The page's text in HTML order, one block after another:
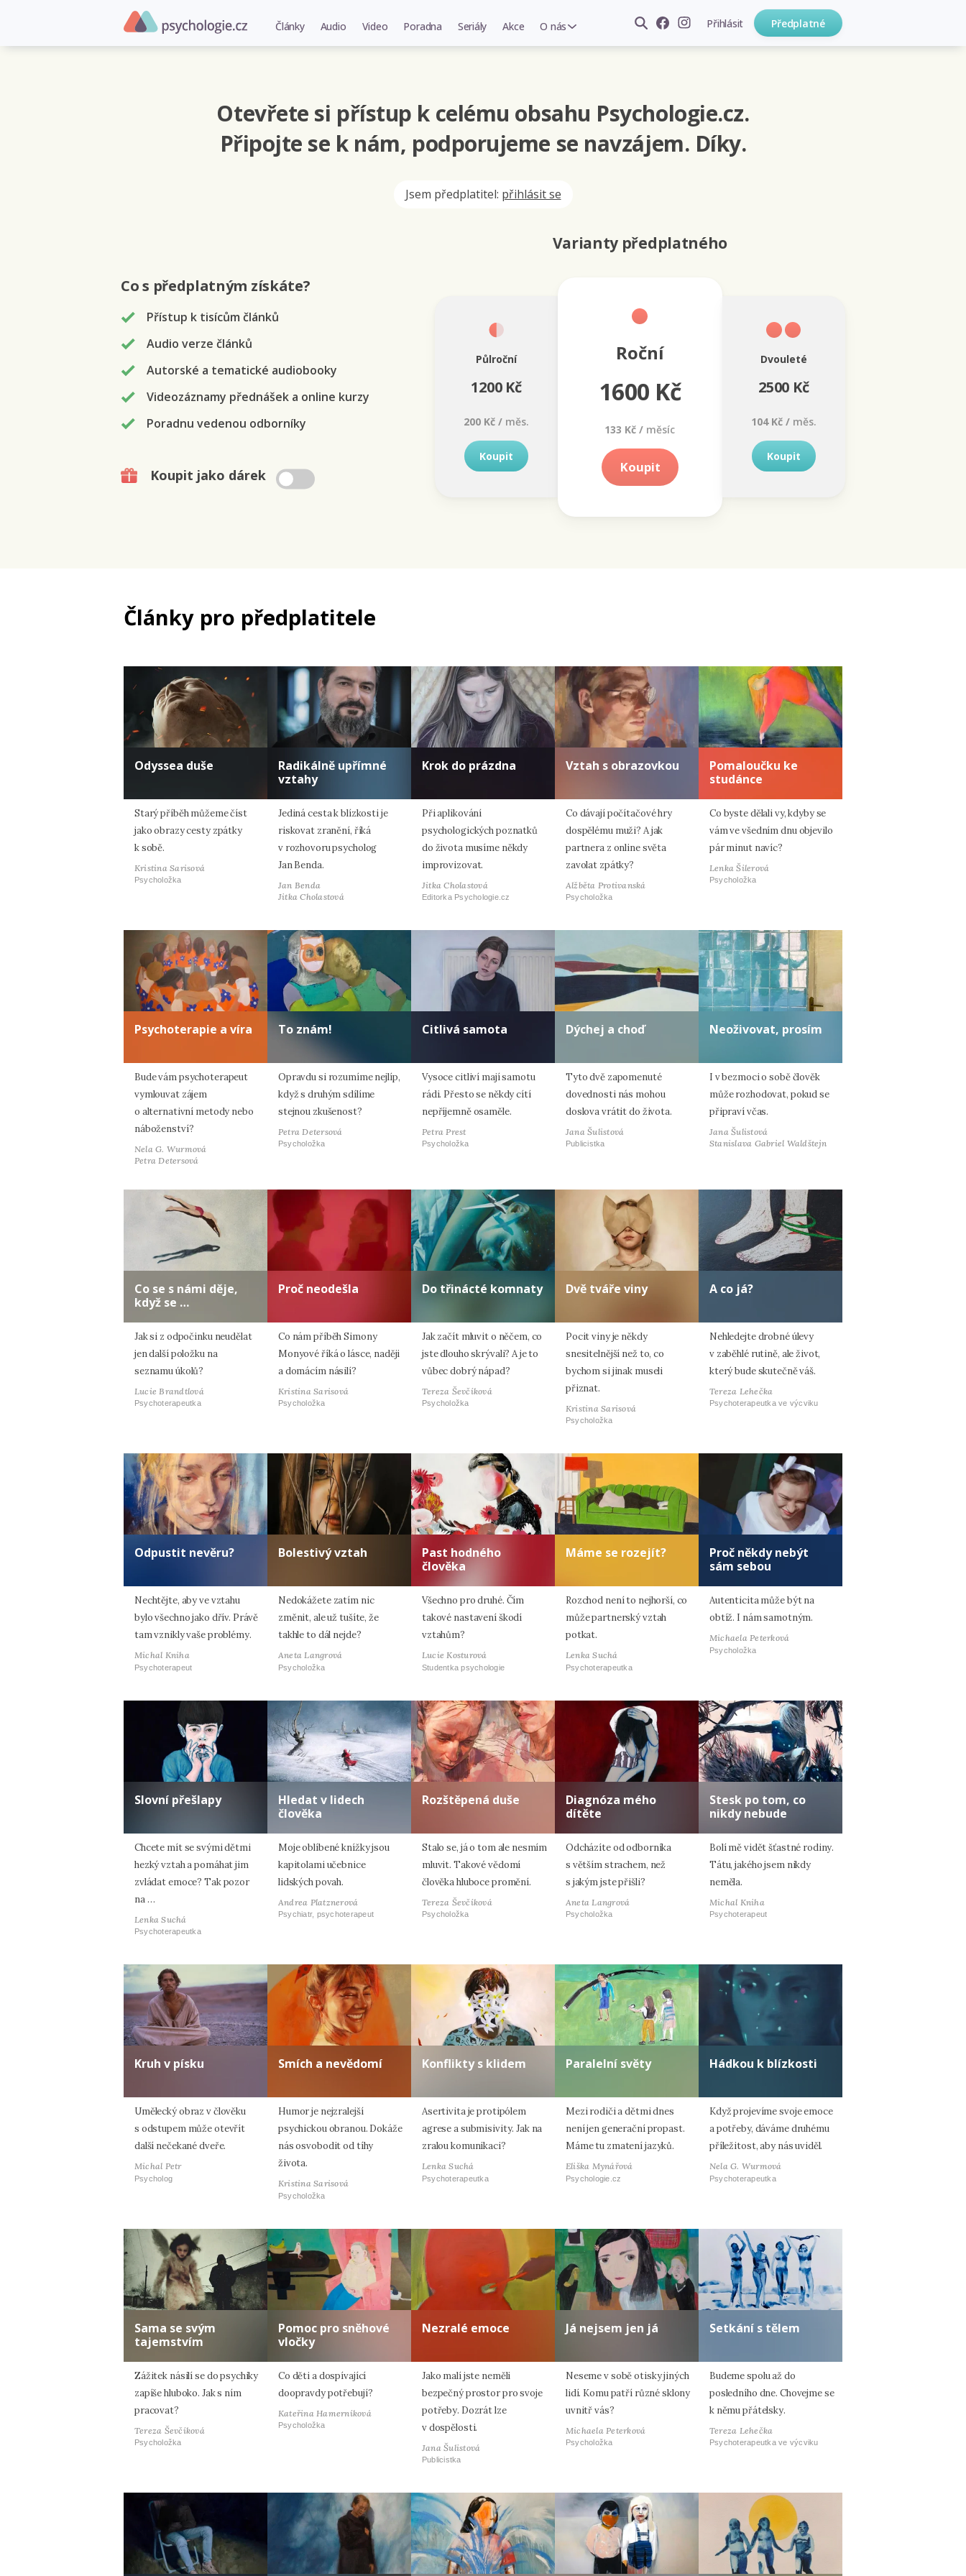
Články Audio Video Poradna Seriály Akce O nás Přihlásit Předplatné
Otevřete si přístup k celému obsahu Psychologie.cz.
Připojte se k nám, podporujeme se navzájem. Díky.
Jsem předplatitel: přihlásit se
Co s předplatným získáte?
Přístup k tisícům článků
Audio verze článků
Autorské a tematické audiobooky
Videozáznamy přednášek a online kurzy
Poradnu vedenou odborníky
Koupit jako dárek
Varianty předplatného
Půlroční
1200 Kč
200 Kč /měs.
Koupit
Roční
1600 Kč
133 Kč / měsíc
Koupit
Dvouleté
2500 Kč
104 Kč /měs.
Koupit
Články pro předplatitele
Odyssea duše
Starý příběh můžeme číst
jako obrazy cesty zpátky
k sobě.
Kristina Sarisová
Psycholožka
Radikálně upřímné
vztahy
Jediná cesta k blízkosti je
riskovat zranění, říká
v rozhovoru psycholog
Jan Benda.
Jan Benda
Jitka Cholastová
Krok do prázdna
Při aplikování
psychologických poznatků
do života musíme někdy
improvizovat.
Jitka Cholastová
Editorka Psychologie.cz
Vztah s obrazovkou
Co dávají počítačové hry
dospělému muži? A jak
partnera z online světa
zavolat zpátky?
Alžběta Protivanská
Psycholožka
Pomaloučku ke
studánce
Co byste dělali vy, kdyby se
vám ve všedním dnu objevilo
pár minut navíc?
Lenka Šilerová
Psycholožka
Psychoterapie a víra
Bude vám psychoterapeut
vymlouvat zájem
o alternativní metody nebo
náboženství?
Nela G. Wurmová
Petra Detersová
To znám!
Opravdu si rozumíme nejlíp,
když s druhým sdílíme
stejnou zkušenost?
Petra Detersová
Psycholožka
Citlivá samota
Vysoce citliví mají samotu
rádi. Přesto se někdy cítí
nepříjemně osaměle.
Petra Prest
Psycholožka
Dýchej a choď
Tyto dvě zapomenuté
dovednosti nás mohou
doslova vrátit do života.
Jana Šulistová
Publicistka
Neoživovat, prosím
I v bezmoci o sobě člověk
může rozhodovat, pokud se
připraví včas.
Jana Šulistová
Stanislava Gabriel Waldštejn
Co se s námi děje,
když se …
Jak si z odpočinku neudělat
jen další položku na
seznamu úkolů?
Lucie Brandtlová
Psychoterapeutka
Proč neodešla
Co nám příběh Simony
Monyové říká o lásce, naději
a domácím násilí?
Kristina Sarisová
Psycholožka
Do třinácté komnaty
Jak začít mluvit o něčem, co
jste dlouho skrývali? A je to
vůbec dobrý nápad?
Tereza Ševčíková
Psycholožka
Dvě tváře viny
Pocit viny je někdy
snesitelnější než to, co
bychom si jinak museli
přiznat.
Kristina Sarisová
Psycholožka
A co já?
Nehledejte drobné úlevy
v zaběhlé rutině, ale život,
který bude skutečně váš.
Tereza Lehečka
Psychoterapeutka ve výcviku
Odpustit nevěru?
Nechtějte, aby ve vztahu
bylo všechno jako dřív. Právě
tam vznikly vaše problémy.
Michal Kniha
Psychoterapeut
Bolestivý vztah
Nedokážete zatím nic
změnit, ale už tušíte, že
takhle to dál nejde?
Aneta Langrová
Psycholožka
Past hodného
člověka
Všechno pro druhé. Čím
takové nastavení škodí
vztahům?
Lucie Kosturová
Studentka psychologie
Máme se rozejít?
Rozchod není to nejhorší, co
může partnerský vztah
potkat.
Lenka Suchá
Psychoterapeutka
Proč někdy nebýt
sám sebou
Autenticita může být na
obtíž. I nám samotným.
Michaela Peterková
Psycholožka
Slovní přešlapy
Chcete mít se svými dětmi
hezký vztah a pomáhat jim
zvládat emoce? Tak pozor
na …
Lenka Suchá
Psychoterapeutka
Hledat v lidech
člověka
Moje oblíbené knížky jsou
kapitolami učebnice
lidských povah.
Andrea Platznerová
Psychiatr, psychoterapeut
Rozštěpená duše
Stalo se, já o tom ale nesmím
mluvit. Takové vědomí
člověka hluboce promění.
Tereza Ševčíková
Psycholožka
Diagnóza mého
dítěte
Odcházíte od odborníka
s větším strachem, než
s jakým jste přišli?
Aneta Langrová
Psycholožka
Stesk po tom, co
nikdy nebude
Bolí mě vidět šťastné rodiny.
Tátu, jakého jsem nikdy
neměla.
Michal Kniha
Psychoterapeut
Kruh v písku
Umělecký obraz v člověku
s odstupem může otevřít
další nečekané dveře.
Michal Petr
Psycholog
Smích a nevědomí
Humor je nejzralejší
psychickou obranou. Dokáže
nás osvobodit od tíhy
života.
Kristina Sarisová
Psycholožka
Konflikty s klidem
Asertivita je protipólem
agrese a submisivity. Jak na
zralou komunikaci?
Lenka Suchá
Psychoterapeutka
Paralelní světy
Mezi rodiči a dětmi dnes
není jen generační propast.
Máme tu zmatení jazyků.
Eliška Mynářová
Psychologie.cz
Hádkou k blízkosti
Když projevíme svoje emoce
a potřeby, dáváme druhému
příležitost, aby nás uviděl.
Nela G. Wurmová
Psychoterapeutka
Sama se svým
tajemstvím
Zážitek násilí se do psychiky
zapíše hluboko. Jak s ním
pracovat?
Tereza Ševčíková
Psycholožka
Pomoc pro sněhové
vločky
Co děti a dospívající
doopravdy potřebují?
Kateřina Hamerníková
Psycholožka
Nezralé emoce
Jako malí jste neměli
bezpečný prostor pro svoje
potřeby. Dozrát lze
v dospělosti.
Jana Šulistová
Publicistka
Já nejsem jen já
Neseme v sobě otisky jiných
lidí. Komu patří různé sklony
uvnitř vás?
Michaela Peterková
Psycholožka
Setkání s tělem
Budeme spolu až do
posledního dne. Chovejme se
k němu přátelsky.
Tereza Lehečka
Psychoterapeutka ve výcviku